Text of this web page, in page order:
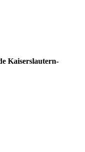
Kaiserslautern-